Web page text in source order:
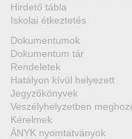
Hirdető tábla
Iskolai étkeztetés
Dokumentumok
Dokumentum tár
Rendeletek
Hatályon kívül helyezett
Jegyzőkönyvek
Veszélyhelyzetben
Kérelmek
ÁNYK nyomtatványok